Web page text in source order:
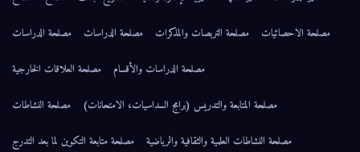
مصلحة الاحصائيات
مصلحة التربصات والمذكرات مصلحة الدراسات
مصلحة الدراسات
مصلحة الدراسات والأقسام
مصلحة العلاقات الخارجية
مصلحة المتابعة والتدريس (برامج السداسيات، الامتحانات)
مصلحة النشاطات
مصلحة النشاطات العلمية والثقافية والرياضية
مصلحة متابعة التكوين لما بعد التدرج